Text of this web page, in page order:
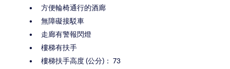
方便輪椅通行的酒廊
無障礙接駁車
走廊有警報閃燈
樓梯有扶手
樓梯扶手高度 (公分)： 73